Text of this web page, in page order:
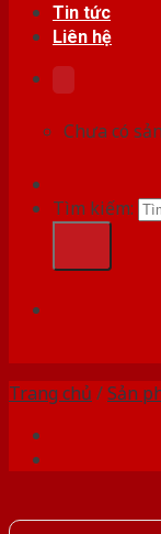
Tin tức
Liên hệ
Chưa có
Tìm kiếm:
Trang chủ /Sản